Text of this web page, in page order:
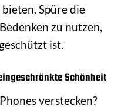
Spüre die
zu nutzen,
ist.
Schönheit
verstecken?